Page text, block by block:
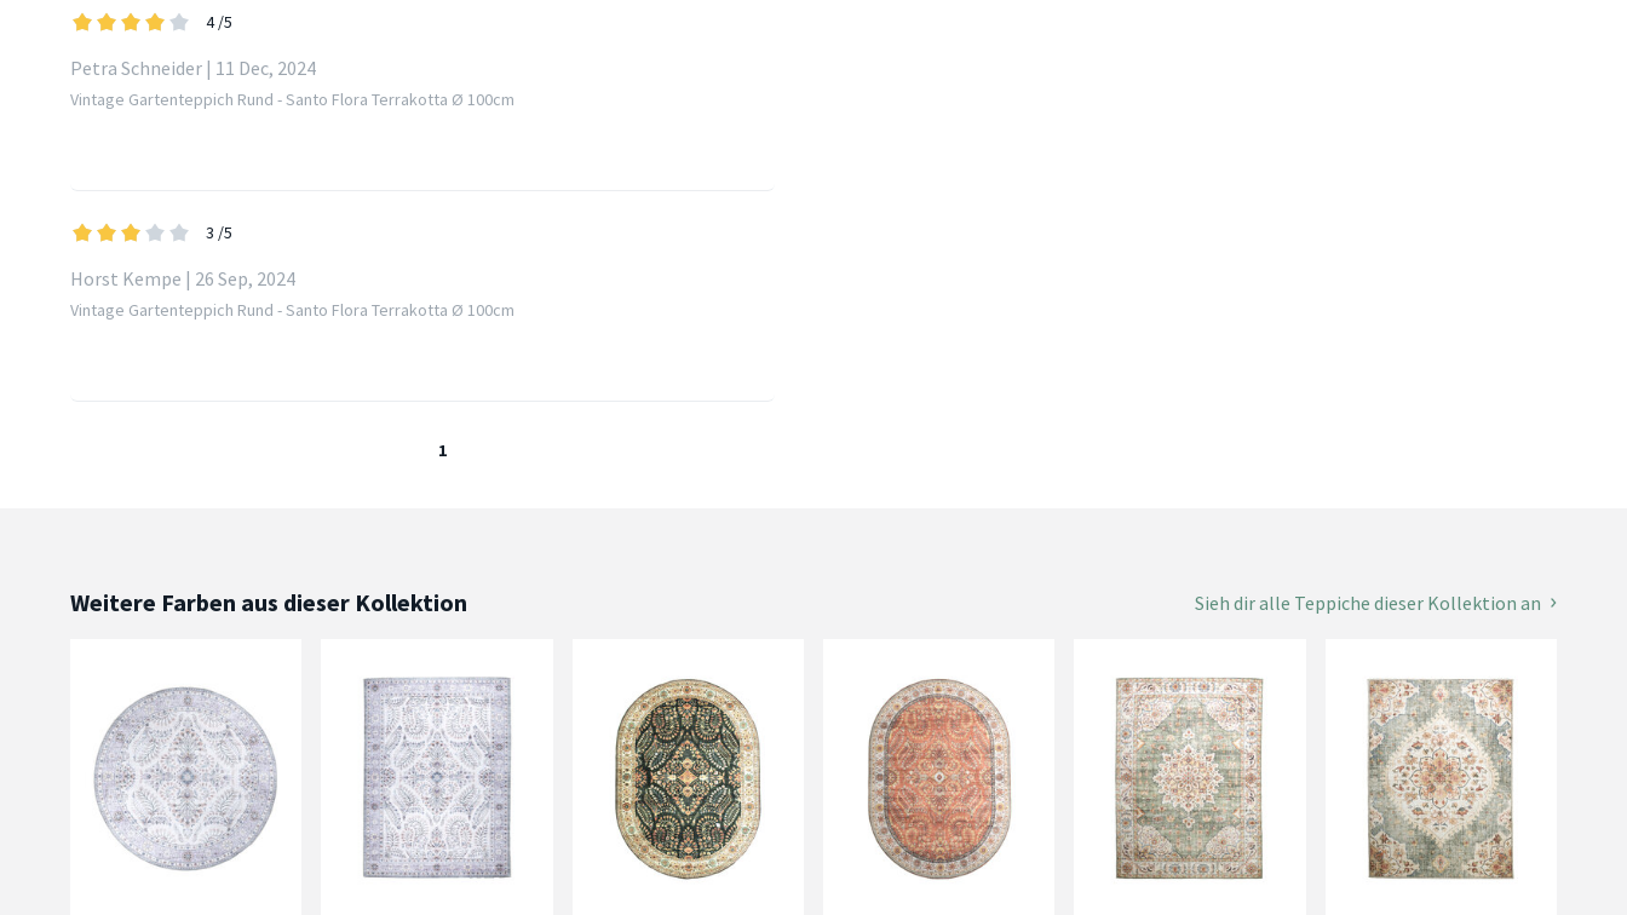
4 /5
Petra Schneider | 11 Dec, 2024
Vintage Gartenteppich Rund - Santo Flora Terrakotta Ø 100cm
3 /5
Horst Kempe | 26 Sep, 2024
Vintage Gartenteppich Rund - Santo Flora Terrakotta Ø 100cm
1
Weitere Farben aus dieser Kollektion Sieh dir alle Teppiche dieser Kollektion an